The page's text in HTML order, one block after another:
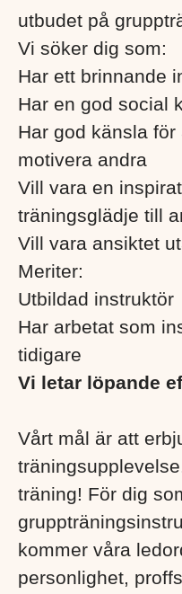
utbudet på
Vi söker dig som:
Har ett brinnande
Har en god social
Har god känsla
motivera andra
Vill vara en
träningsglädje till
Vill vara ansiktet
Meriter:
Utbildad instruktör
Har arbetat som
tidigare
Vi letar löpande
Vårt mål är att
träning! För dig
kommer våra
personlighet,